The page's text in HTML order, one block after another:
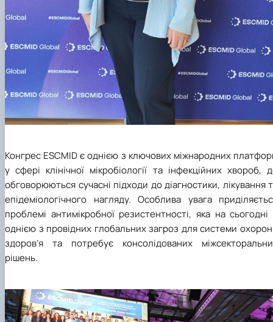
Конгрес ESCMID є однією з ключових міжнародних
у сфері клінічної мікробіології та інфекційних хвороб,
обговорюються сучасні підходи до діагностики, лікування
епідеміологічного нагляду. Особлива увага
проблемі антимікробної резистентності, яка на сьогодні
однією з провідних глобальних загроз для системи
здоров’я та потребує консолідованих
рішень.